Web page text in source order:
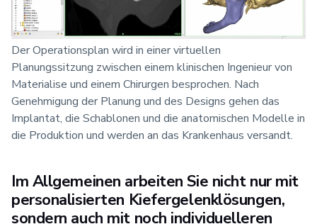
Der Operationsplan wird in einer virtuellen
Planungssitzung zwischen einem klinischen Ingenieur von
Materialise und einem Chirurgen besprochen. Nach
Genehmigung der Planung und des Designs gehen das
Implantat, die Schablonen und die anatomischen Modelle in
die Produktion und werden an das Krankenhaus versandt.
Im Allgemeinen arbeiten Sie nicht nur mit
personalisierten Kiefergelenklösungen,
sondern auch mit noch individuelleren